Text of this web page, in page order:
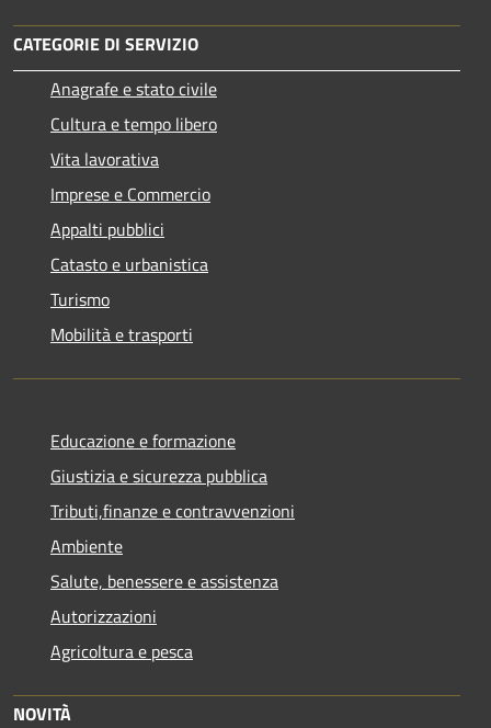
CATEGORIE DI SERVIZIO
Anagrafe e stato civile
Cultura e tempo libero
Vita lavorativa
Imprese e Commercio
Appalti pubblici
Catasto e urbanistica
Turismo
Mobilità e trasporti
Educazione e formazione
Giustizia e sicurezza pubblica
Tributi,finanze e contravvenzioni
Ambiente
Salute, benessere e assistenza
Autorizzazioni
Agricoltura e pesca
NOVITÀ